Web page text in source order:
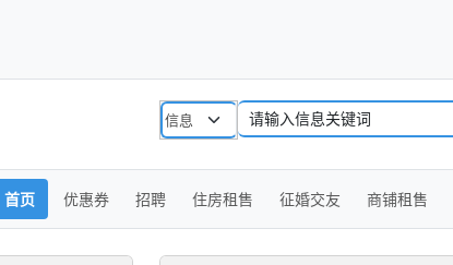
首页 优惠券 招聘 住房租售 征婚交友 商铺租售